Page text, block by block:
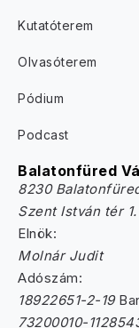
Kutatóterem
Olvasóterem
Pódium
Podcast
Balatonfüred
8230
Szent István tér 1.
Elnök:
Molnár Judit
Adószám:
18922651-2-19
73200010-